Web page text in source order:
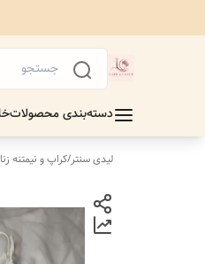
دسته‌بندی محصولات
لیدی سنتر/کراپ و نیمتنه